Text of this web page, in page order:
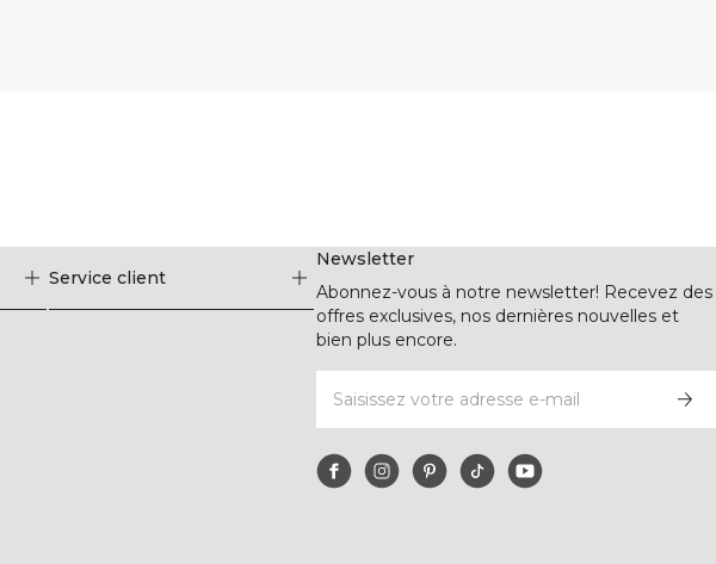
Service client
Newsletter
Abonnez-vous à notre newsletter! Recevez des
offres exclusives, nos dernières nouvelles et
bien plus encore.